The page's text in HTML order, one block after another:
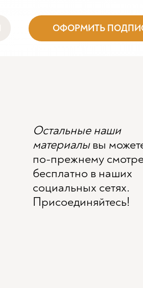
ОФОРМИТЬ
Остальные наши
материалывы
по-прежнему
бесплатно в наших
социальных сетях.
Присоединяйтесь!